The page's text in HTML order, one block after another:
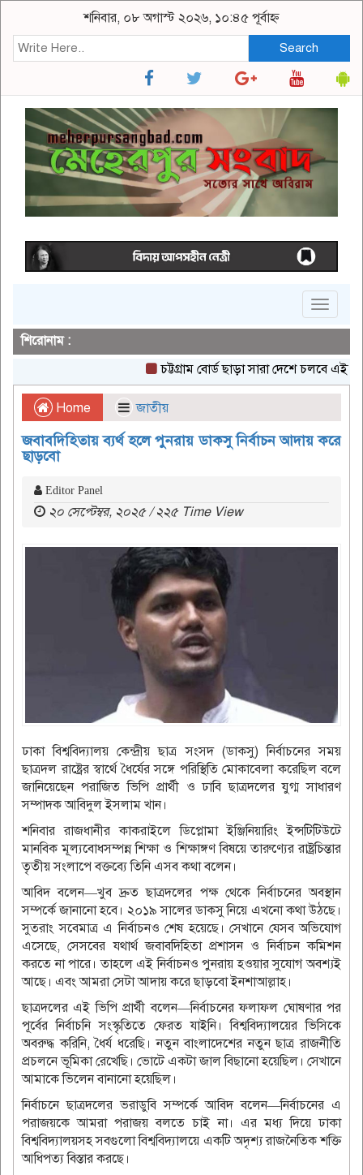
শনিবার, ০৮ অগাস্ট ২০২৬, ১০:৪৫ পূর্বাহ্ন
Search
Toggle
শিরোনাম :
চট্টগ্রাম বোর্ড ছাড়া সারা দেশে চলবে এইচএসসি
Home জাতীয়
জবাবদিহিতায় ব্যর্থ হলে পুনরায় ডাকসু নির্বাচন আদায় করে
ছাড়বো
Editor Panel
২০ সেপ্টেম্বর, ২০২৫ / ২২৫ Time View
ঢাকা বিশ্ববিদ্যালয় কেন্দ্রীয় ছাত্র সংসদ (ডাকসু) নির্বাচনের সময়
ছাত্রদল রাষ্ট্রের স্বার্থে ধৈর্যের সঙ্গে পরিস্থিতি মোকাবেলা করেছিল বলে
জানিয়েছেন পরাজিত ভিপি প্রার্থী ও ঢাবি ছাত্রদলের যুগ্ম সাধারণ
সম্পাদক আবিদুল ইসলাম খান।
শনিবার রাজধানীর কাকরাইলে ডিপ্লোমা ইঞ্জিনিয়ারিং ইন্সটিটিউটে
মানবিক মূল্যবোধসম্পন্ন শিক্ষা ও শিক্ষাঙ্গণ বিষয়ে তারুণ্যের রাষ্ট্রচিন্তার
তৃতীয় সংলাপে বক্তব্যে তিনি এসব কথা বলেন।
আবিদ বলেন—খুব দ্রুত ছাত্রদলের পক্ষ থেকে নির্বাচনের অবস্থান
সম্পর্কে জানানো হবে। ২০১৯ সালের ডাকসু নিয়ে এখনো কথা উঠছে।
সুতরাং সবেমাত্র এ নির্বাচনও শেষ হয়েছে। সেখানে যেসব অভিযোগ
এসেছে, সেসবের যথার্থ জবাবদিহিতা প্রশাসন ও নির্বাচন কমিশন
করতে না পারে। তাহলে এই নির্বাচনও পুনরায় হওয়ার সুযোগ অবশ্যই
আছে। এবং আমরা সেটা আদায় করে ছাড়বো ইনশাআল্লাহ।
ছাত্রদলের এই ভিপি প্রার্থী বলেন—নির্বাচনের ফলাফল ঘোষণার পর
পূর্বের নির্বাচনি সংস্কৃতিতে ফেরত যাইনি। বিশ্ববিদ্যালয়ের ভিসিকে
অবরুদ্ধ করিনি, ধৈর্য ধরেছি। নতুন বাংলাদেশের নতুন ছাত্র রাজনীতি
প্রচলনে ভূমিকা রেখেছি। ভোটে একটা জাল বিছানো হয়েছিল। সেখানে
আমাকে ভিলেন বানানো হয়েছিল।
নির্বাচনে ছাত্রদলের ভরাডুবি সম্পর্কে আবিদ বলেন—নির্বাচনের এ
পরাজয়কে আমরা পরাজয় বলতে চাই না। এর মধ্য দিয়ে ঢাকা
বিশ্ববিদ্যালয়সহ সবগুলো বিশ্ববিদ্যালয়ে একটি অদৃশ্য রাজনৈতিক শক্তি
আধিপত্য বিস্তার করছে।